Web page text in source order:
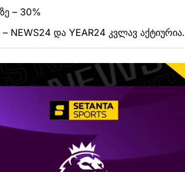
– 30%
NEWS24 და YEAR24 კვლავ აქტიურია.